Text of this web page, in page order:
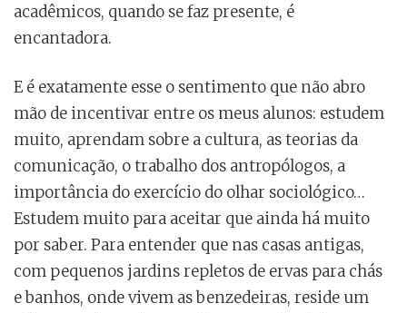
acadêmicos, quando se faz presente, é
encantadora.
E é exatamente esse o sentimento que não abro
mão de incentivar entre os meus alunos: estudem
muito, aprendam sobre a cultura, as teorias da
comunicação, o trabalho dos antropólogos, a
importância do exercício do olhar sociológico…
Estudem muito para aceitar que ainda há muito
por saber. Para entender que nas casas antigas,
com pequenos jardins repletos de ervas para chás
e banhos, onde vivem as benzedeiras, reside um